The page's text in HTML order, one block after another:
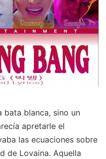
bata blanca, sino un
apretarle el
las ecuaciones sobre
de Lovaina. Aquella